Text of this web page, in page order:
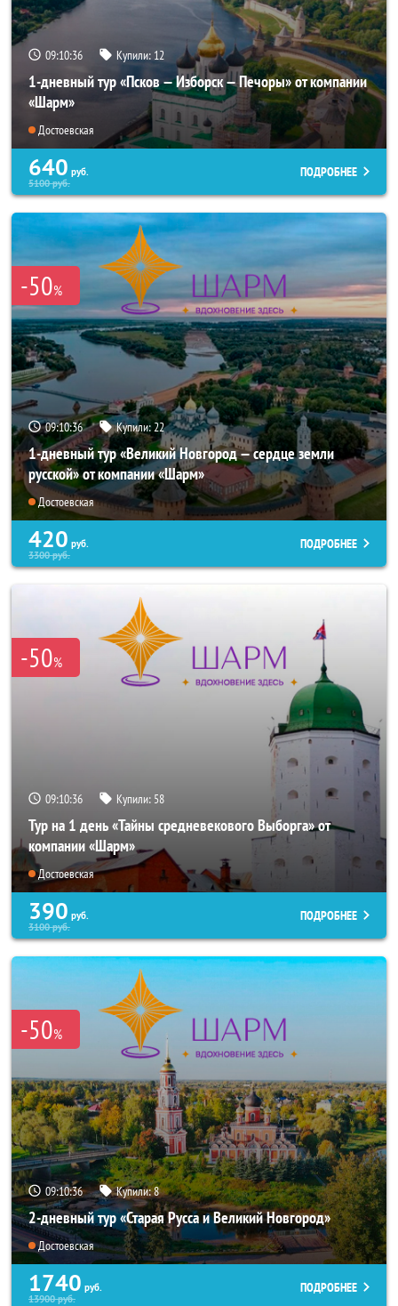
09:10:35 Купили: 12
1-дневный тур «Псков — Изборск — Печоры» от компании
«Шарм»
Достоевская
640 руб.
5100руб.
ПОДРОБНЕЕ
-50%
09:10:35 Купили: 22
1-дневный тур «Великий Новгород — сердце земли
русской» от компании «Шарм»
Достоевская
420 руб.
3300руб.
ПОДРОБНЕЕ
-50%
09:10:35 Купили: 58
Тур на 1 день «Тайны средневекового Выборга» от
компании «Шарм»
Достоевская
390 руб.
3100руб.
ПОДРОБНЕЕ
-50%
09:10:35 Купили:8
2-дневный тур «Старая Русса и Великий Новгород»
Достоевская
1740 руб.
13900руб.
ПОДРОБНЕЕ